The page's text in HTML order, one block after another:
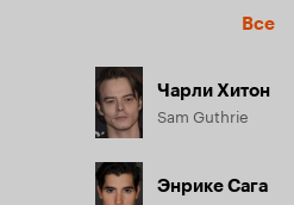
Все
Чарли Хитон
Sam Guthrie
Энрике Сага